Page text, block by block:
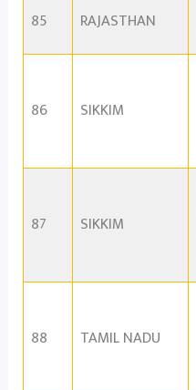
85 RAJASTHAN
86 SIKKIM
87 SIKKIM
88 TAMIL NADU